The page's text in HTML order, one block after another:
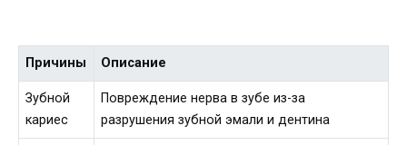
Причины Описание
Зубной
кариес
Повреждение нерва в зубе из-за
разрушения зубной эмали и дентина